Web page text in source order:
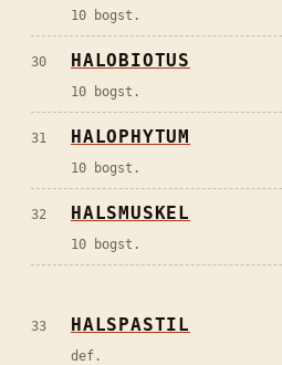
10 bogst.
30 HALOBIOTUS
10 bogst.
31 HALOPHYTUM
10 bogst.
32 HALSMUSKEL
10 bogst.
33 HALSPASTIL
def.